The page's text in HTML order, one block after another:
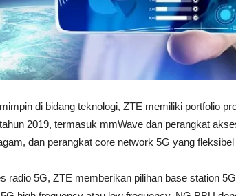
di bidang teknologi, ZTE memiliki portfolio
2019, termasuk mmWave dan perangkat
dan perangkat core network 5G yang
radio 5G, ZTE memberikan pilihan base station